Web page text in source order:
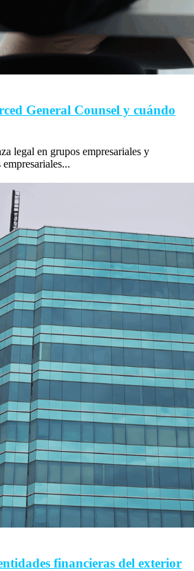
General Counsel y cuándo
legal en grupos empresariales y
financieras del exterior